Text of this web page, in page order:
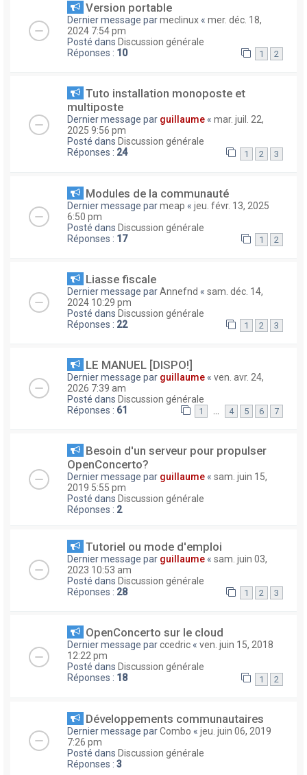
Version portable
Dernier message parmeclinux « mer. déc. 18,
2024 7:54 pm
Posté dans Discussion générale
Réponses : 10 1 2
Tuto installation monoposte et
multiposte
Dernier message par guillaume « mar. juil. 22,
2025 9:56 pm
Posté dans Discussion générale
Réponses : 24 1 2 3
Modules de la communauté
Dernier message parmeap « jeu. févr. 13, 2025
6:50 pm
Posté dans Discussion générale
Réponses : 17 1 2
Liasse fiscale
Dernier message parAnnefnd « sam. déc. 14,
2024 10:29 pm
Posté dans Discussion générale
Réponses : 22 1 2 3
LE MANUEL [DISPO!]
Dernier message par guillaume « ven. avr. 24,
2026 7:39 am
Posté dans Discussion générale
Réponses : 61 1 … 4 5 6 7
Besoin d'un serveur pour propulser
OpenConcerto?
Dernier message par guillaume « sam. juin 15,
2019 5:55 pm
Posté dans Discussion générale
Réponses : 2
Tutoriel ou mode d'emploi
Dernier message par guillaume « sam. juin 03,
2023 10:53 am
Posté dans Discussion générale
Réponses : 28 1 2 3
OpenConcerto sur le cloud
Dernier message parccedric « ven. juin 15, 2018
12:22 pm
Posté dans Discussion générale
Réponses : 18 1 2
Développements communautaires
Dernier message parCombo « jeu. juin 06, 2019
7:26 pm
Posté dans Discussion générale
Réponses : 3